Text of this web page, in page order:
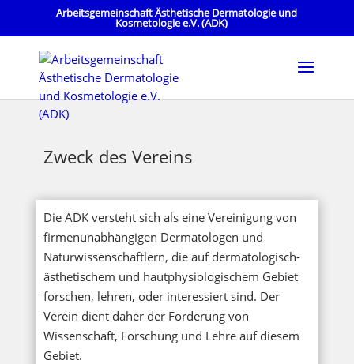
Arbeitsgemeinschaft Ästhetische Dermatologie und
Kosmetologie e.V. (ADK)
Zweck des Vereins
Die ADK versteht sich als eine Vereinigung von
firmenunabhängigen Dermatologen und
Naturwissenschaftlern, die auf dermatologisch-
ästhetischem und hautphysiologischem Gebiet
forschen, lehren, oder interessiert sind. Der
Verein dient daher der Förderung von
Wissenschaft, Forschung und Lehre auf diesem
Gebiet.